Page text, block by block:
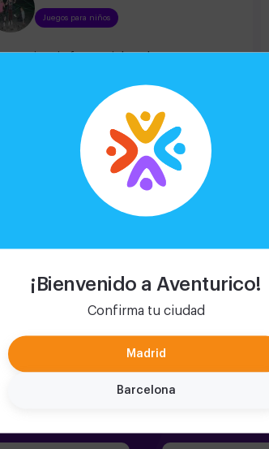
¡Bienvenido a Aventurico!
Confirma tu ciudad
Madrid
Barcelona
Juegos para niños
experiencia fue genial acabamos
fue excelente. Volvemos en
a completar otra misión